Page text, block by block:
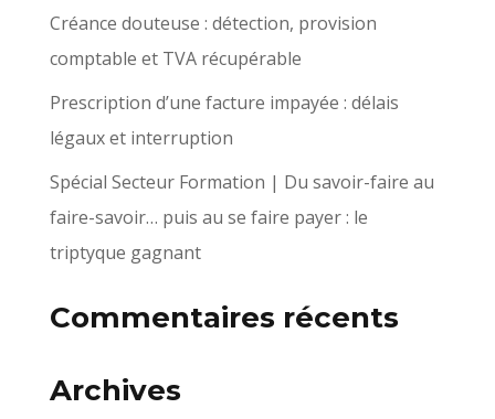
Créance douteuse : détection, provision
comptable et TVA récupérable
Prescription d’une facture impayée : délais
légaux et interruption
Spécial Secteur Formation | Du savoir-faire au
faire-savoir… puis au se faire payer : le
triptyque gagnant
Commentaires récents
Archives